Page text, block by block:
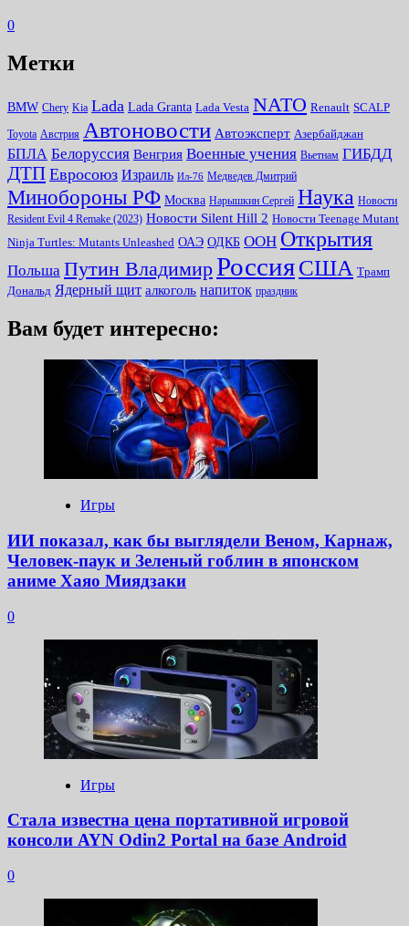
0
Метки
BMW Chery Kia Lada Lada Granta Lada Vesta NATO Renault SCALP
Toyota Австрия Автоновости Автоэксперт Азербайджан
БПЛА Белоруссия Венгрия Военные учения Вьетнам ГИБДД
ДТП Евросоюз Израиль Ил-76 Медведев Дмитрий
Минoбороны РФ Москва Нарышкин Сергей Наука Новости
Resident Evil 4 Remake (2023) Новости Silent Hill 2 Новости Teenage Mutant
Ninja Turtles: Mutants Unleashed ОАЭ ОДКБ ООН Открытия
Польша Путин ВладимирРоссияСША Трамп
Дональд Ядерный щит алкоголь напиток праздник
Вам будет интересно:
Игры
ИИ показал, как бы выглядели Веном, Карнаж,
Человек-паук и Зеленый гоблин в японском
аниме Хаяо Миядзаки
0
Игры
Стала известна цена портативной игровой
консоли AYN Odin2 Portal на базе Android
0